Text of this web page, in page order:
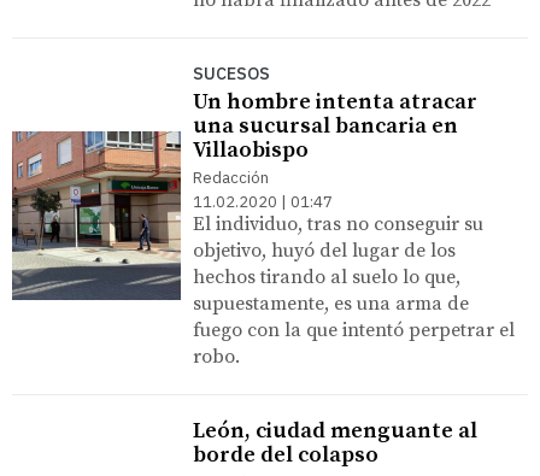
SUCESOS
Un hombre intenta atracar
una sucursal bancaria en
Villaobispo
Redacción
11.02.2020 | 01:47
El individuo, tras no conseguir su
objetivo, huyó del lugar de los
hechos tirando al suelo lo que,
supuestamente, es una arma de
fuego con la que intentó perpetrar el
robo.
León, ciudad menguante al
borde del colapso